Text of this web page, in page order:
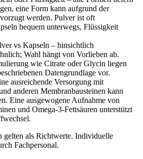
eine Form kann aufgrund der
werden. Pulver ist oft
bequem unterwegs, Flüssigkeit
vs Kapseln – hinsichtlich
Wahl hängt von Vorlieben ab.
wie Citrate oder Glycin liegen
Datengrundlage vor.
ausreichende Versorgung mit
anderen Membranbausteinen kann
Eine ausgewogene Aufnahme von
und Omega-3-Fettsäuren unterstützt
gelten als Richtwerte. Individuelle
Fachpersonal.